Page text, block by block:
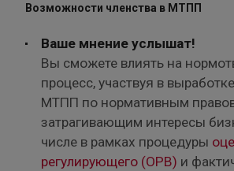
Возможности членства в МТПП
Ваше мнение услышат!
Вы сможете влиять на
процесс, участвуя в
МТПП по нормативным
затрагивающим интересы
числе в рамках процедуры
регулирующего (ОРВ) и